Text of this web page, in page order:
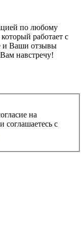
по любому
работает c
и Ваши отзывы
навстречу!
на
соглашаетесь c